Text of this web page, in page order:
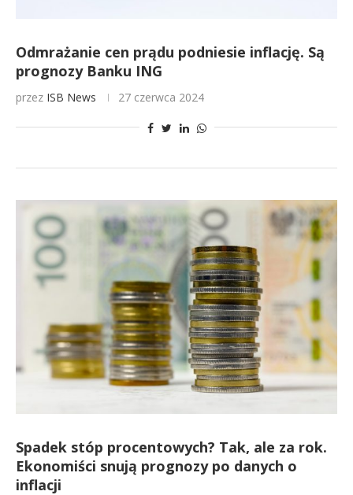
Odmrażanie cen prądu podniesie inflację. Są
prognozy Banku ING
przez ISB News 27 czerwca 2024
Spadek stóp procentowych? Tak, ale za rok.
Ekonomiści snują prognozy po danych o
inflacji